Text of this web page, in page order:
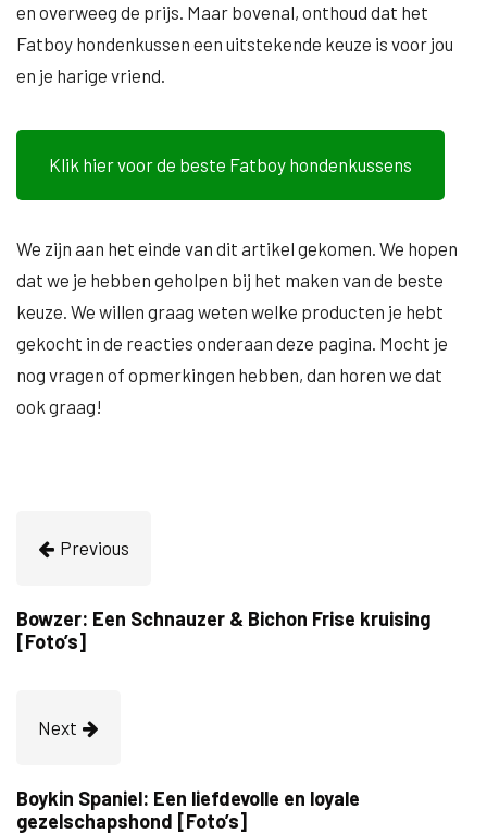
en overweeg de prijs. Maar bovenal, onthoud dat het
Fatboy hondenkussen een uitstekende keuze is voor jou
en je harige vriend.
Klik hier voor de beste Fatboy hondenkussens
We zijn aan het einde van dit artikel gekomen. We hopen
dat we je hebben geholpen bij het maken van de beste
keuze. We willen graag weten welke producten je hebt
gekocht in de reacties onderaan deze pagina. Mocht je
nog vragen of opmerkingen hebben, dan horen we dat
ook graag!
Previous
Bowzer: Een Schnauzer & Bichon Frise kruising
[Foto’s]
Next
Boykin Spaniel: Een liefdevolle en loyale
gezelschapshond [Foto’s]